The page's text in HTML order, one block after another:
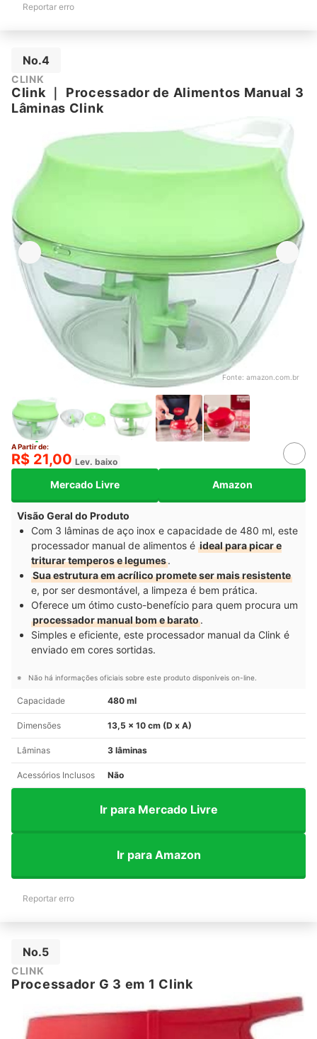
Reportar erro
No.4
CLINK
Clink ｜ Processador de Alimentos Manual 3
Lâminas Clink
Fonte: amazon.com.br
A Partir de:
R$ 21,00 Lev. baixo
Mercado Livre Amazon
Visão Geral do Produto
Com 3 lâminas de aço inox e capacidade de 480 ml, este
processador manual de alimentos é ideal para picar e
triturar temperos e legumes.
Sua estrutura em acrílico promete ser mais resistente
e, por ser desmontável, a limpeza é bem prática.
Oferece um ótimo custo-benefício para quem procura um
processador manual bom e barato.
Simples e eficiente, este processador manual da Clink é
enviado em cores sortidas.
Não há informações oficiais sobre este produto disponíveis on-line.
Capacidade 480 ml
Dimensões 13,5 x 10 cm (D x A)
Lâminas 3 lâminas
Acessórios Inclusos Não
Ir para Mercado Livre
Ir para Amazon
Reportar erro
No.5
CLINK
Processador G 3 em 1 Clink